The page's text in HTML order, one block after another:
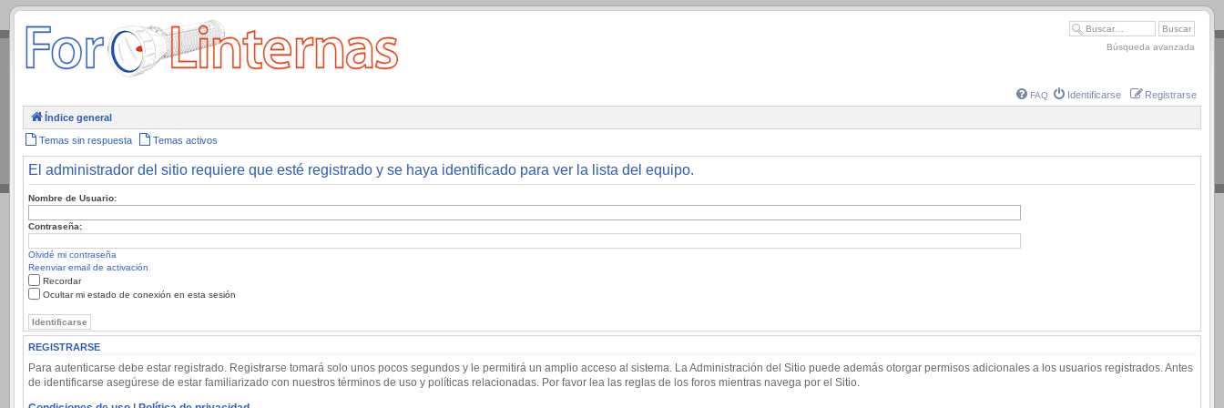
.
Búsqueda avanzada
FAQ Identificarse Registrarse
Índice general
Temas sin respuesta Temas activos
El administrador del sitio requiere que esté registrado y se haya identificado para ver la lista del equipo.
Nombre de Usuario:
Contraseña:
Olvidé mi contraseña
Reenviar email de activación
Recordar
Ocultar mi estado de conexión en esta sesión
REGISTRARSE
Para autenticarse debe estar registrado. Registrarse tomará solo unos pocos segundos y le permitirá un amplio acceso al sistema. La Administración del Sitio puede además otorgar permisos adicionales a los usuarios registrados. Antes
de identificarse asegúrese de estar familiarizado con nuestros términos de uso y políticas relacionadas. Por favor lea las reglas de los foros mientras navega por el Sitio.